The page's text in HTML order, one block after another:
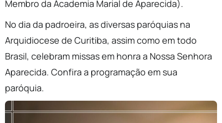
Membro da Academia Marial de Aparecida).
No dia da padroeira, as diversas paróquias na
Arquidiocese de Curitiba, assim como em todo
Brasil, celebram missas em honra a Nossa Senhora
Aparecida. Confira a programação em sua
paróquia.